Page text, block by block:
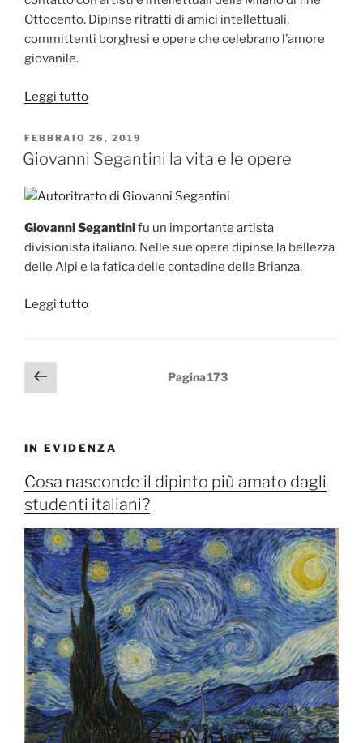
Ottocento. Dipinse ritratti di amici intellettuali,
committenti borghesi e opere che celebrano l’amore
giovanile.
Leggi tutto“Tranquillo
la
vita
le
PUBBLICATO
IL
FEBBRAIO 26, 2019
Giovanni Segantini la vita e le opere
Giovanni Segantinifu un importante artista
divisionista italiano. Nelle sue opere dipinse la bellezza
delle Alpi e la fatica delle contadine della Brianza.
Leggi tutto“Giovanni
Paginazione
degli
Pagina
precedente
Pagina173
IN EVIDENZA
Cosa nasconde il dipinto più amato dagli
studenti italiani?